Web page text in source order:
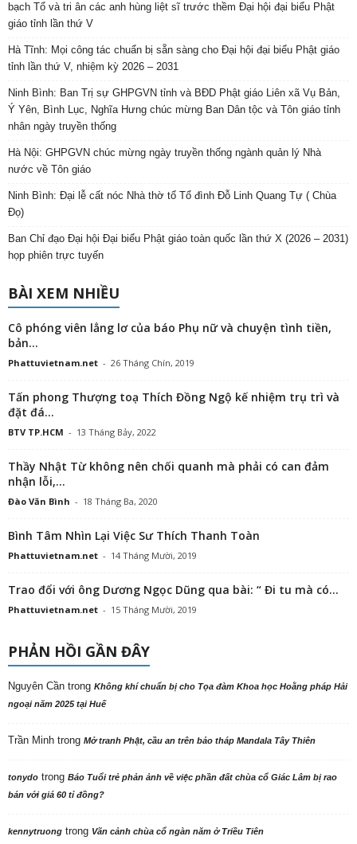
bạch Tổ và tri ân các anh hùng liệt sĩ trước thềm Đại hội đại biểu Phật
giáo tỉnh lần thứ V
Hà Tĩnh: Mọi công tác chuẩn bị sẵn sàng cho Đại hội đại biểu Phật giáo
tỉnh lần thứ V, nhiệm kỳ 2026 – 2031
Ninh Bình: Ban Trị sự GHPGVN tỉnh và BĐD Phật giáo Liên xã Vụ Bản,
Ý Yên, Bình Lục, Nghĩa Hưng chúc mừng Ban Dân tộc và Tôn giáo tỉnh
nhân ngày truyền thống
Hà Nội: GHPGVN chúc mừng ngày truyền thống ngành quản lý Nhà
nước về Tôn giáo
Ninh Bình: Đại lễ cất nóc Nhà thờ tổ Tổ đình Đỗ Linh Quang Tự ( Chùa
Đọ)
Ban Chỉ đạo Đại hội Đại biểu Phật giáo toàn quốc lần thứ X (2026 – 2031)
họp phiên trực tuyến
BÀI XEM NHIỀU
Cô phóng viên lẳng lơ của báo Phụ nữ và chuyện tình tiền,
bản...
Phattuvietnam.net - 26 Tháng Chín, 2019
Tấn phong Thượng toạ Thích Đồng Ngộ kế nhiệm trụ trì và
đặt đá...
BTV TP.HCM - 13 Tháng Bảy, 2022
Thầy Nhật Từ không nên chối quanh mà phải có can đảm
nhận lỗi,...
Đào Văn Bình - 18 Tháng Ba, 2020
Bình Tâm Nhìn Lại Việc Sư Thích Thanh Toàn
Phattuvietnam.net - 14 Tháng Mười, 2019
Trao đổi với ông Dương Ngọc Dũng qua bài: “ Đi tu mà có...
Phattuvietnam.net - 15 Tháng Mười, 2019
PHẢN HỒI GẦN ĐÂY
Nguyên Cần trong Không khí chuẩn bị cho Tọa đàm Khoa học Hoằng pháp Hải
ngoại năm 2025 tại Huế
Trần Minh trong Mở tranh Phật, cầu an trên bảo tháp Mandala Tây Thiên
tonydo trong Báo Tuổi trẻ phản ảnh về việc phần đất chùa cổ Giác Lâm bị rao
bán với giá 60 tỉ đồng?
kennytruong trong Vãn cảnh chùa cổ ngàn năm ở Triều Tiên